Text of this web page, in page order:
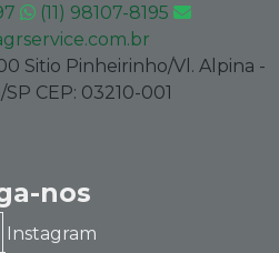
(11) 98107-8195
Sitio Pinheirinho/Vl. Alpina -
CEP: 03210-001
nos
Instagram